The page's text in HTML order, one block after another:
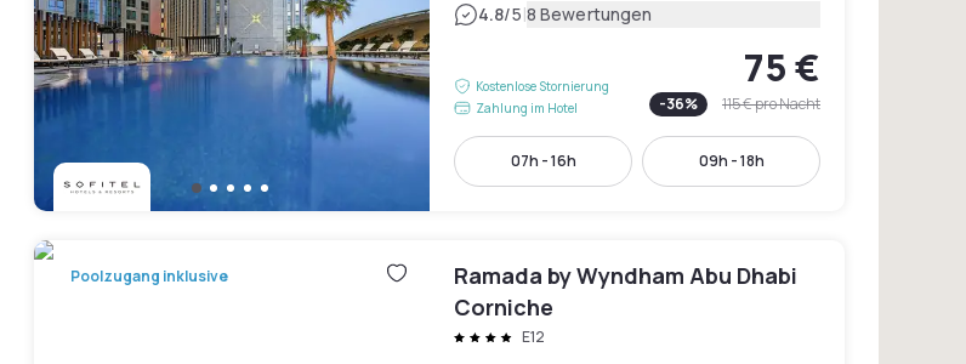
4.8/5|8 Bewertungen
Kostenlose Stornierung
Zahlung im Hotel
75 €
-36% 115 €pro Nacht
07h - 16h 09h - 18h
Poolzugang inklusive
Ramada by Wyndham Abu Dhabi
Corniche
E12